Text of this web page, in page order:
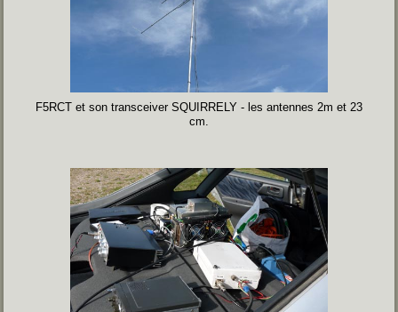
F5RCT et son transceiver SQUIRRELY - les antennes 2m et 23
cm.